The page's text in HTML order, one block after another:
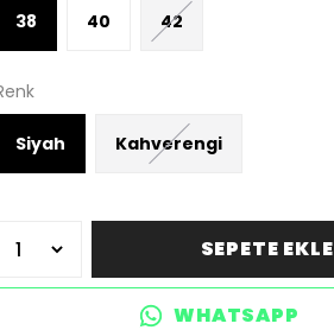
38 40 42
Siyah Kahverengi
SEPETE EKLE
WHATSAPP